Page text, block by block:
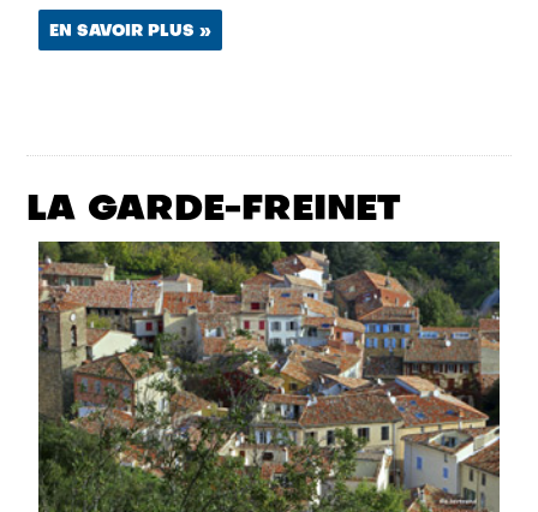
EN SAVOIR PLUS »
LA GARDE-FREINET